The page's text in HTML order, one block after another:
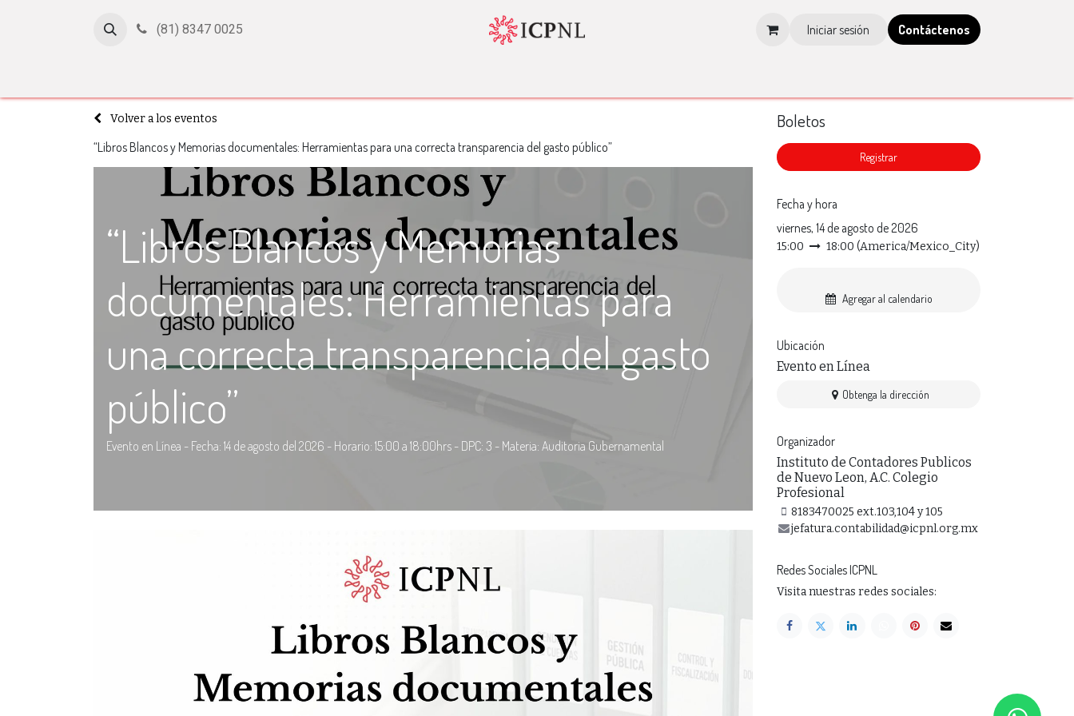
(81) 8347 0025 Iniciar sesión Contá​​​​ctenos
Volver a los eventos
“Libros Blancos y Memorias documentales: Herramientas para una correcta transparencia del gasto público”
“Libros Blancos y Memorias
documentales: Herramientas para
una correcta transparencia del gasto
público”
Evento en Línea - Fecha: 14 de agosto del 2026 - Horario: 15:00 a 18:00hrs - DPC: 3 - Materia: Auditoria Gubernamental
Boletos
​Registrar
Fecha y hora
viernes, 14 de agosto de 2026
15:00 18:00 (America/Mexico_City)
Agregar al calendario
Ubicación
Evento en Línea
Obtenga la dirección
Organizador
Instituto de Contadores Publicos
de Nuevo Leon, A.C. Colegio
Profesional
8183470025 ext.103,104 y 105
jefatura.contabilidad@icpnl.org.mx
Redes Sociales ICPNL
Visita nuestras redes sociales: